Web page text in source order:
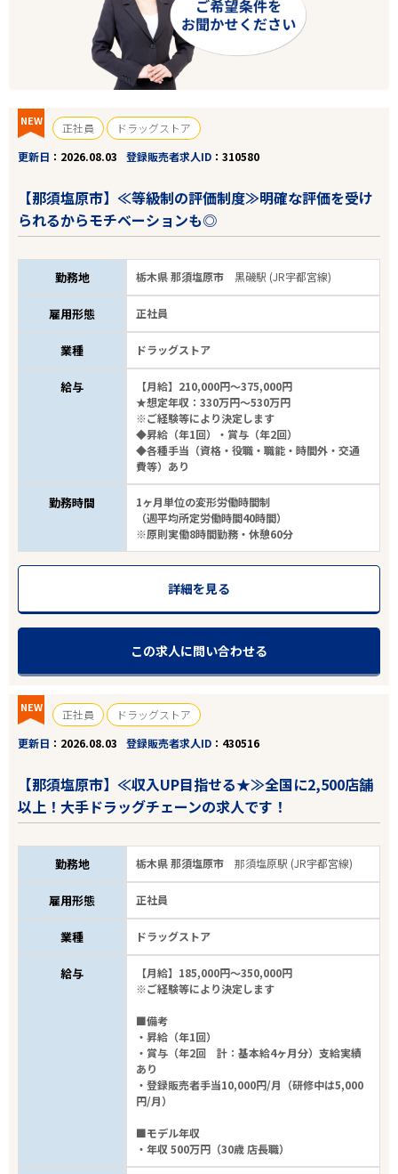
NEW 正社員
ドラッグストア
更新日
2026.08.03 登録販売者求人ID 310580
【那須塩原市】≪等級制の評価制度≫明確な評価を受け
られるからモチベーションも◎
勤務地 栃木県 那須塩原市黒磯駅 (JR宇都宮線)
雇用形態 正社員
業種 ドラッグストア
給与
【月給】210,000円～375,000円
★想定年収：330万円～530万円
※ご経験等により決定します
◆昇給（年1回）・賞与（年2回）
◆各種手当（資格・役職・職能・時間外・交通
費等）あり
勤務時間
1ヶ月単位の変形労働時間制
（週平均所定労働時間40時間）
※原則実働8時間勤務・休憩60分
詳細を見る
この求人に問い合わせる
NEW 正社員
ドラッグストア
更新日
2026.08.03 登録販売者求人ID 430516
【那須塩原市】≪収入UP目指せる★≫全国に2,500店舗
以上！大手ドラッグチェーンの求人です！
勤務地 栃木県 那須塩原市那須塩原駅 (JR宇都宮線)
雇用形態 正社員
業種 ドラッグストア
給与
【月給】185,000円～350,000円
※ご経験等により決定します
■備考
・昇給（年1回）
・賞与（年2回 計：基本給4ヶ月分）支給実績
あり
・登録販売者手当10,000円/月（研修中は5,000
円/月）
■モデル年収
・年収 500万円（30歳 店長職）